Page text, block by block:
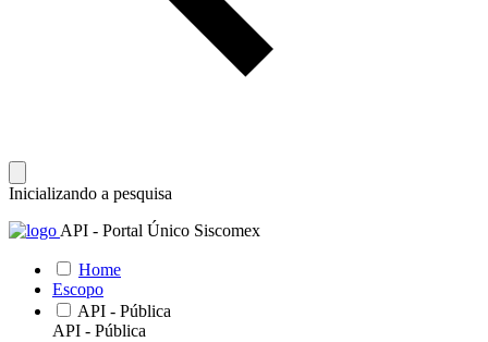
Inicializando a pesquisa
API - Portal Único Siscomex
Home
Escopo
API - Pública
API - Pública